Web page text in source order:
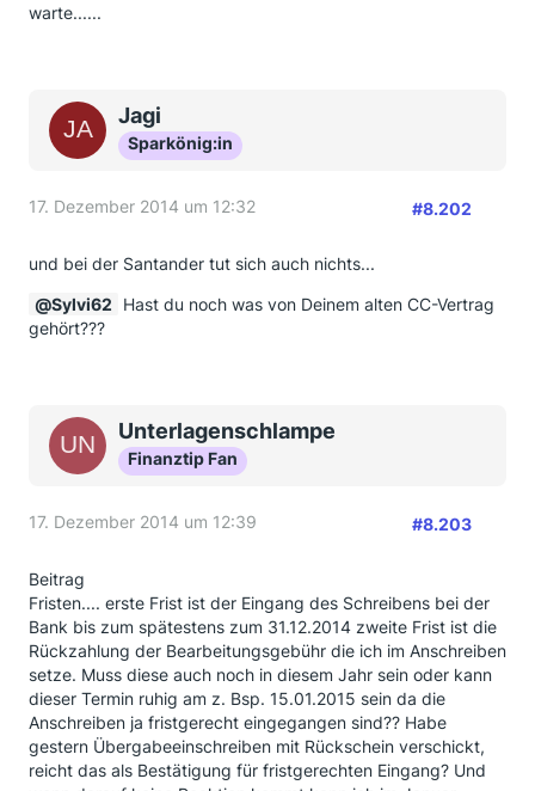
warte......
Jagi
Sparkönig:in
17. Dezember 2014 um 12:32 #8.202
und bei der Santander tut sich auch nichts...
Sylvi62
Hast du noch was von Deinem alten CC-Vertrag
gehört???
Unterlagenschlampe
Finanztip Fan
17. Dezember 2014 um 12:39 #8.203
Beitrag
Fristen.... erste Frist ist der Eingang des Schreibens bei der
Bank bis zum spätestens zum 31.12.2014 zweite Frist ist die
Rückzahlung der Bearbeitungsgebühr die ich im Anschreiben
setze. Muss diese auch noch in diesem Jahr sein oder kann
dieser Termin ruhig am z. Bsp. 15.01.2015 sein da die
Anschreiben ja fristgerecht eingegangen sind?? Habe
gestern Übergabeeinschreiben mit Rückschein verschickt,
reicht das als Bestätigung für fristgerechten Eingang? Und